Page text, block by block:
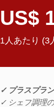
US$
1人あたり (3
✓ プラスプラ
✓ シェフ調理